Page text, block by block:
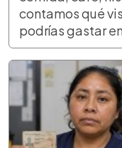
contamos qué
podrías gastar